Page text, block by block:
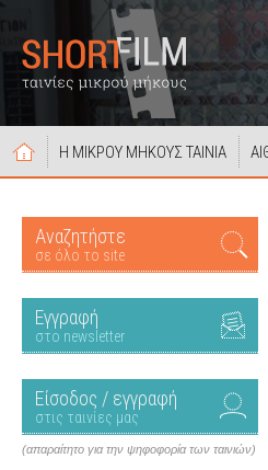
Η ΜΙΚΡΟΥ ΜΗΚΟΥΣ ΤΑΙΝΙΑ
Αναζητήστε
σε όλο το site
Εγγραφή
στο newsletter
Είσοδος / εγγραφή
στις ταινίες μας
(απαραίτητο για την ψηφοφορία των ταινιών)